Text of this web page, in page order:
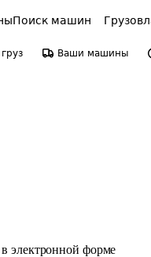
Поиск машин
Ваши машины
электронной форме